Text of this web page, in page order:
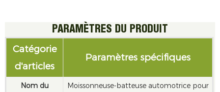
PARAMÈTRES DU PRODUIT
Catégorie
d'articles
Paramètres spécifiques
Nom du
Moissonneuse-batteuse automotrice pour